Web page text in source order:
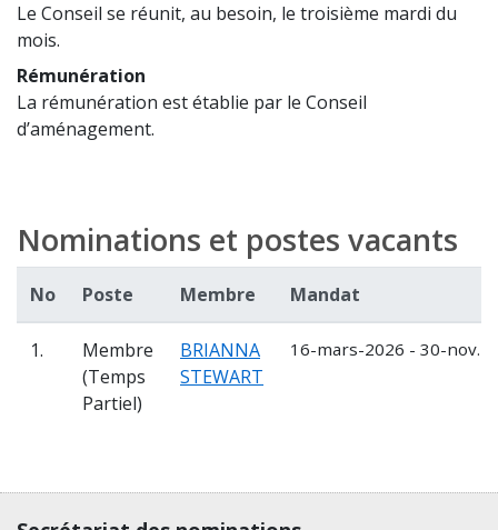
Le Conseil se réunit, au besoin, le troisième mardi du
mois.
Rémunération
La rémunération est établie par le Conseil
d’aménagement.
Nominations et postes vacants
No Poste Membre Mandat
1.
Membre
(Temps
Partiel)
BRIANNA
STEWART
16-mars-2026 - 30-nov.-